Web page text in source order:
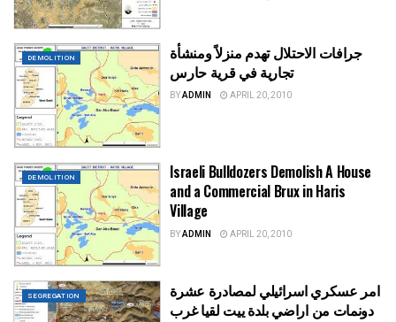
DEMOLITION
جرافات الاحتلال تهدم منزلاً ومنشأة
تجارية في قرية حارس
BYADMIN APRIL 20, 2010
DEMOLITION
Israeli Bulldozers Demolish A House
and a Commercial Brux in Haris
Village
BYADMIN APRIL 20, 2010
SEGREGATION
امر عسكري اسرائيلي لمصادرة عشرة
دونمات من اراضي بلدة ييت لقيا غرب